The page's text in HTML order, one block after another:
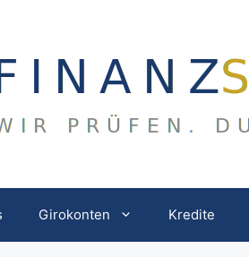
Girokonten Kredite